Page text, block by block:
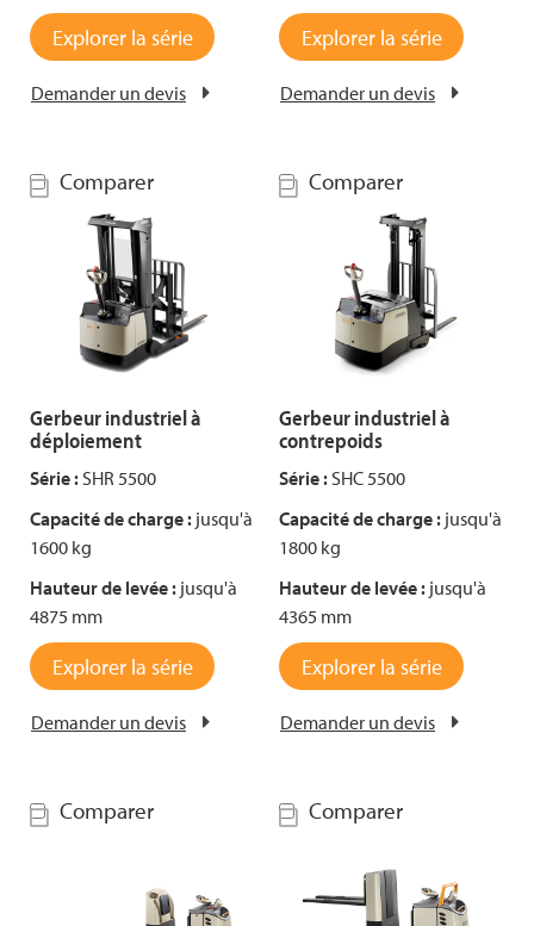
Explorer la série
Demander un devis
Explorer la série
Demander un devis
Comparer
Gerbeur industriel à
déploiement
Série :SHR 5500
Capacité de charge : jusqu'à
1600 kg
Hauteur de levée : jusqu'à
4875 mm
Explorer la série
Demander un devis
Comparer
Gerbeur industriel à
contrepoids
Série :SHC 5500
Capacité de charge : jusqu'à
1800 kg
Hauteur de levée : jusqu'à
4365 mm
Explorer la série
Demander un devis
Comparer Comparer